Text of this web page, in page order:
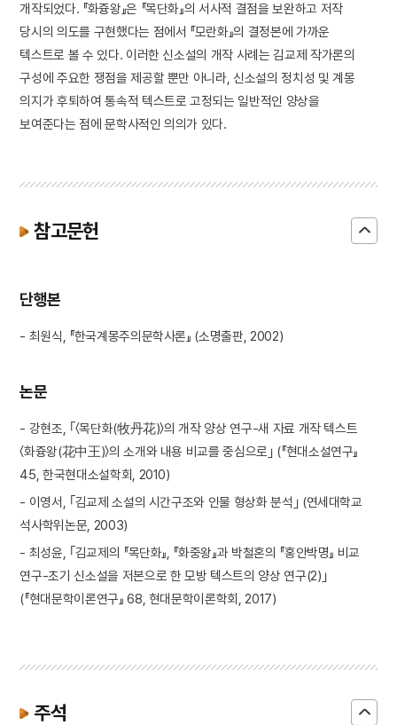
개작되었다. 『화즁왕』은 『목단화』의 서사적 결점을 보완하고 저작
당시의 의도를 구현했다는 점에서 『모란화』의 결정본에 가까운
텍스트로 볼 수 있다. 이러한 신소설의 개작 사례는 김교제 작가론의
구성에 주요한 쟁점을 제공할 뿐만 아니라, 신소설의 정치성 및 계몽
의지가 후퇴하여 통속적 텍스트로 고정되는 일반적인 양상을
보여준다는 점에 문학사적인 의의가 있다.
참고문헌
단행본
- 최원식, 『한국계몽주의문학사론』 (소명출판, 2002)
논문
- 강현조, ｢〈목단화(牧丹花)〉의 개작 양상 연구-새 자료 개작 텍스트
〈화즁왕(花中王)〉의 소개와 내용 비교를 중심으로｣ (『현대소설연구』
45, 한국현대소설학회, 2010)
- 이영서, ｢김교제 소설의 시간구조와 인물 형상화 분석｣ (연세대학교
석사학위논문, 2003)
- 최성윤, ｢김교제의 『목단화』, 『화중왕』과 박철혼의 『홍안박명』 비교
연구-초기 신소설을 저본으로 한 모방 텍스트의 양상 연구(2)｣
(『현대문학이론연구』 68, 현대문학이론학회, 2017)
주석